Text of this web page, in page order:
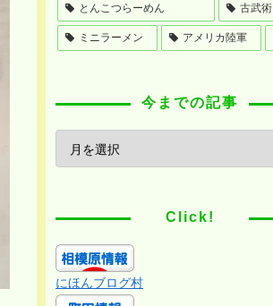
とんこつらーめん 古武術
ミニラーメン アメリカ陸軍
今までの記事
Click!
にほんブログ村